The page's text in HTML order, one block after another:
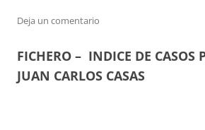
Deja un comentario
FICHERO – INDICE DE CASOS
JUAN CARLOS CASAS